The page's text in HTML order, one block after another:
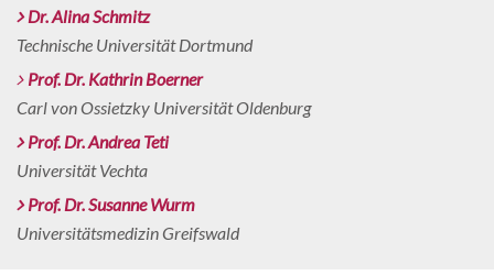
Dr. Alina Schmitz
Technische Universität Dortmund
Prof. Dr. Kathrin Boerner
Carl von Ossietzky Universität Oldenburg
Prof. Dr. Andrea Teti
Universität Vechta
Prof. Dr. Susanne Wurm
Universitätsmedizin Greifswald